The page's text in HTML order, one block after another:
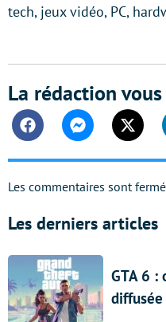
tech, jeux vidéo, PC,
La rédaction
FacebookMessengerTwitter
Les commentaires sont
Les derniers articles
GTA 6 :
diffusée